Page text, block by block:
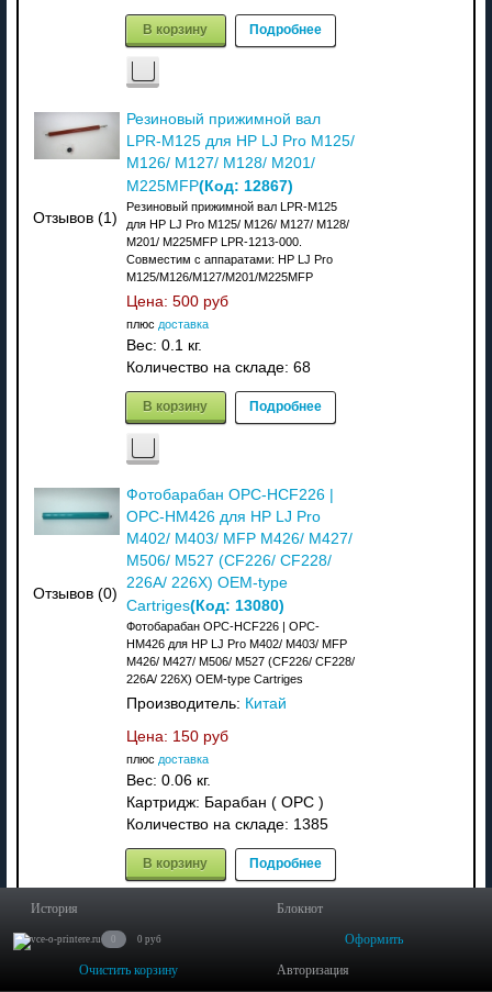
В корзину Подробнее
Отзывов (1)
Резиновый прижимной вал
LPR-M125 для HP LJ Pro M125/
M126/ M127/ M128/ M201/
M225MFP(Код: 12867)
Резиновый прижимной вал LPR-M125
для HP LJ Pro M125/ M126/ M127/ M128/
M201/ M225MFP LPR-1213-000.
Совместим с аппаратами: НР LJ Pro
M125/M126/M127/M201/M225MFP
Цена: 500 руб
плюс доставка
Вес: 0.1 кг.
Количество на складе: 68
В корзину Подробнее
Отзывов (0)
Фотобарабан OPC-HCF226 |
OPC-HM426 для HP LJ Pro
M402/ M403/ MFP M426/ M427/
M506/ M527 (CF226/ CF228/
226A/ 226X) OEM-type
Cartriges(Код: 13080)
Фотобарабан OPC-HCF226 | OPC-
HM426 для HP LJ Pro M402/ M403/ MFP
M426/ M427/ M506/ M527 (CF226/ CF228/
226A/ 226X) OEM-type Cartriges
Производитель: Китай
Цена: 150 руб
плюс доставка
Вес: 0.06 кг.
Картридж: Барабан ( OPC )
Количество на складе: 1385
В корзину Подробнее
729 для HP LaserJet PRO
История Блокнот
0 0 руб
Оформить
Очистить корзину
Авторизация